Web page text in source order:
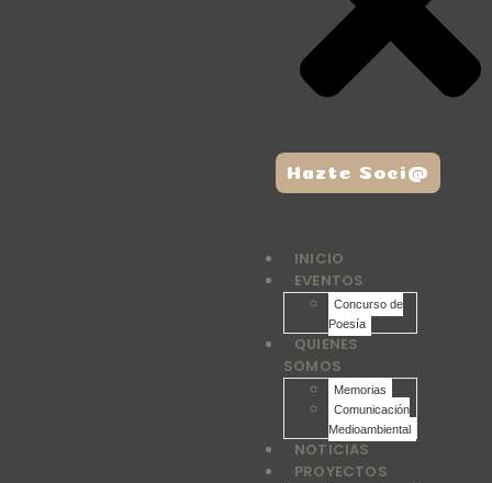
INICIO
EVENTOS
Concurso de
Poesía
QUIENES
SOMOS
Memorias
Comunicación
Medioambiental
NOTICIAS
PROYECTOS
Hazte Soci@